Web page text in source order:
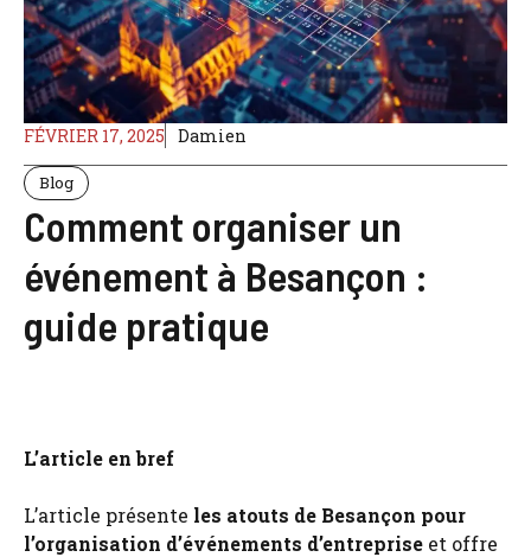
FÉVRIER 17, 2025 Damien
Blog
Comment organiser un
événement à Besançon :
guide pratique
L’article en bref
L’article présente les atouts de Besançon pour
l’organisation d’événements d’entreprise et offre